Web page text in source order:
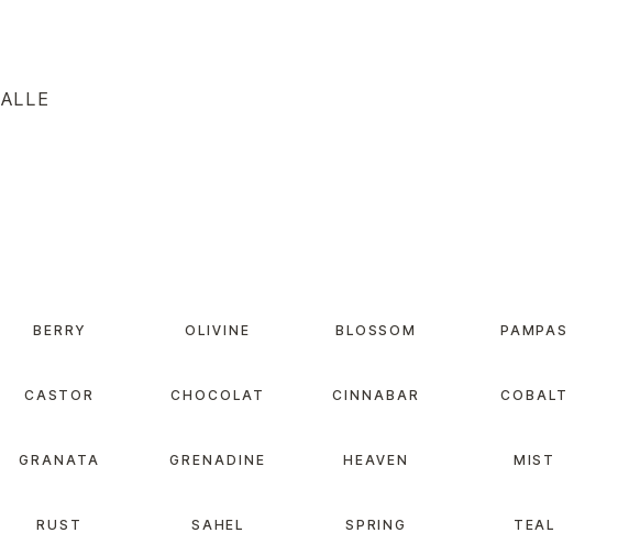
ALLE
BERRY OLIVINE BLOSSOM PAMPAS
CASTOR CHOCOLAT CINNABAR COBALT
GRANATA GRENADINE HEAVEN MIST
RUST SAHEL SPRING TEAL